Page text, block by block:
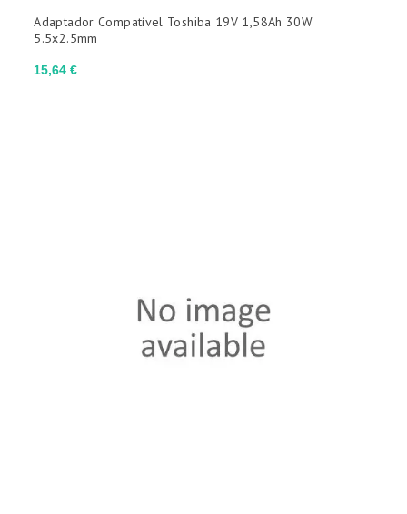
Preço
15,64 €
Adaptador Compatível Toshiba 19V 1,58Ah 30W
5.5x2.5mm